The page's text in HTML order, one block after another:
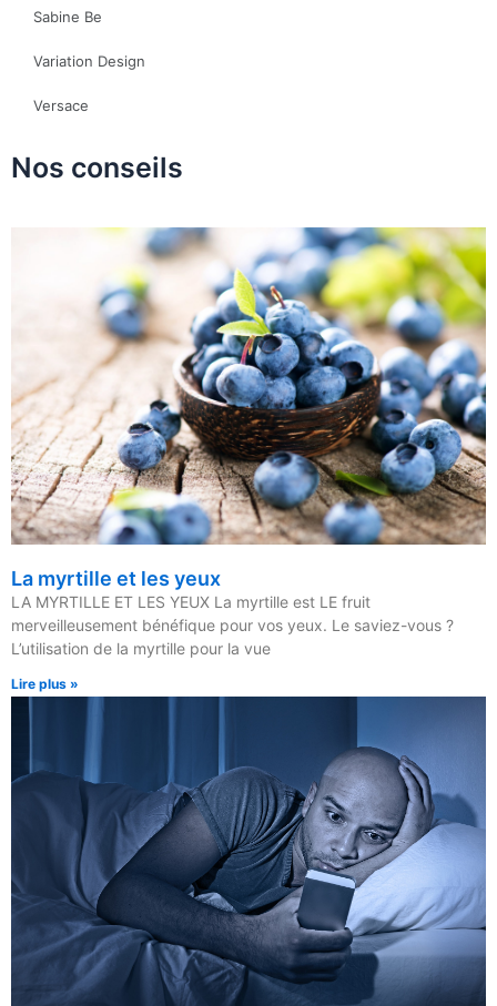
Sabine Be
Variation Design
Versace
Nos conseils
La myrtille et les yeux
LA MYRTILLE ET LES YEUX La myrtille est LE fruit
merveilleusement bénéfique pour vos yeux. Le saviez-vous ?
L’utilisation de la myrtille pour la vue
Lire plus »